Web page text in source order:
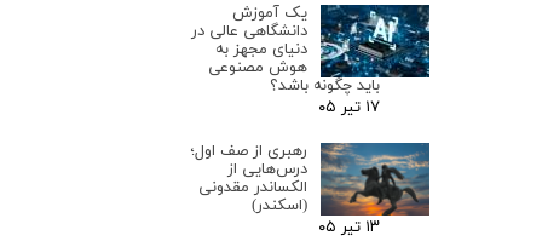
یک آموزش
دانشگاهی عالی در
دنیای مجهز به
هوش مصنوعی
باید چگونه باشد؟
۱۷ تیر ۰۵
رهبری از صف اول؛
درس‌هایی از
الکساندر مقدونی
(اسکندر)
۱۳ تیر ۰۵